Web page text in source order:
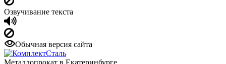
Озвучивание текста
Обычная версия сайта
Металлопрокат в Екатеринбурге